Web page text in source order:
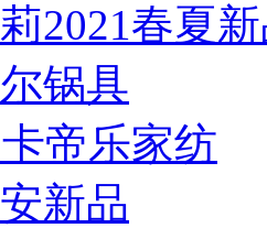
2021春夏
锅具
帝乐家纺
新品